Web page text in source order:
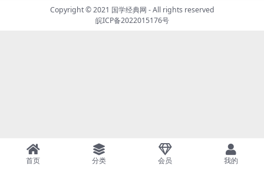
Copyright © 2021 国学经典网 - All rights reserved
皖ICP备2022015176号
首页 分类 会员 我的